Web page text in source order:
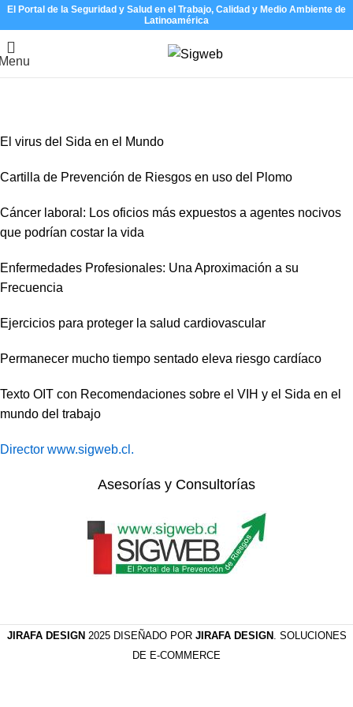
El Portal de la Seguridad y Salud en el Trabajo, Calidad y Medio Ambiente de
Latinoamérica
El virus del Sida en el Mundo
Cartilla de Prevención de Riesgos en uso del Plomo
Cáncer laboral: Los oficios más expuestos a agentes nocivos
que podrían costar la vida
Enfermedades Profesionales: Una Aproximación a su
Frecuencia
Ejercicios para proteger la salud cardiovascular
Permanecer mucho tiempo sentado eleva riesgo cardíaco
Texto OIT con Recomendaciones sobre el VIH y el Sida en el
mundo del trabajo
Director www.sigweb.cl.
Asesorías y Consultorías
JIRAFA DESIGN 2025 DISEÑADO POR JIRAFA DESIGN . SOLUCIONES
DE E-COMMERCE